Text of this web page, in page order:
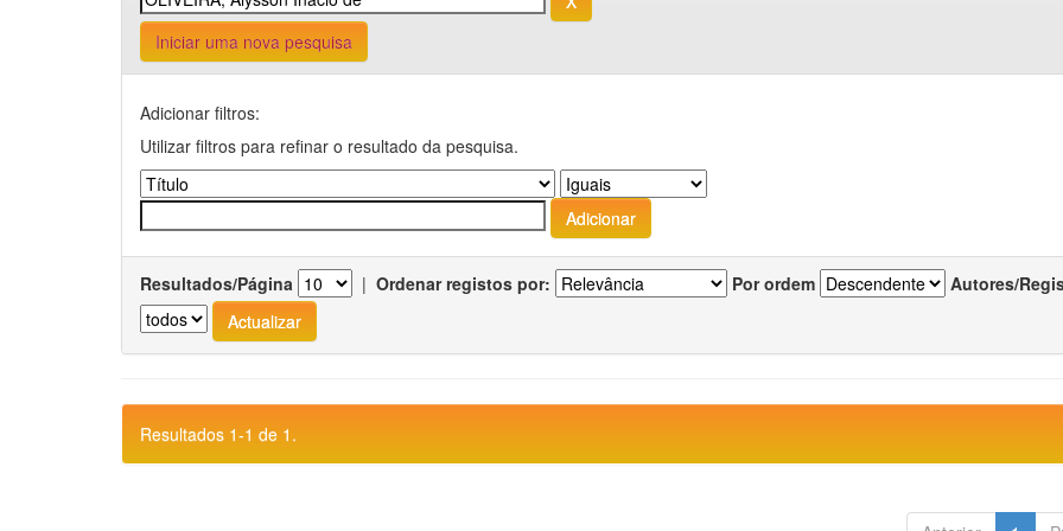
Iniciar uma nova pesquisa
Adicionar filtros:
Utilizar filtros para refinar o resultado da pesquisa.
Resultados/Página | Ordenar registos por: Por ordem Autores/
Resultados 1-1 de 1.